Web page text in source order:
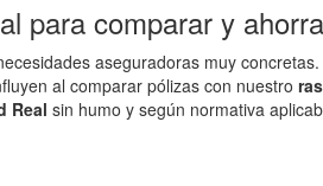
para comparar y
aseguradoras muy
al comparar pólizas con nuestro
Real sin humo y según normativa